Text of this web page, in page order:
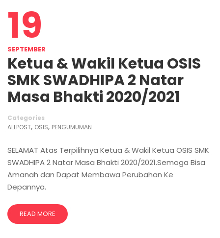
19
SEPTEMBER
Ketua & Wakil Ketua OSIS
SMK SWADHIPA 2 Natar
Masa Bhakti 2020/2021
Categories
ALLPOST, OSIS, PENGUMUMAN
SELAMAT Atas Terpilihnya Ketua & Wakil Ketua OSIS SMK
SWADHIPA 2 Natar Masa Bhakti 2020/2021.Semoga Bisa
Amanah dan Dapat Membawa Perubahan Ke
Depannya.
READ MORE